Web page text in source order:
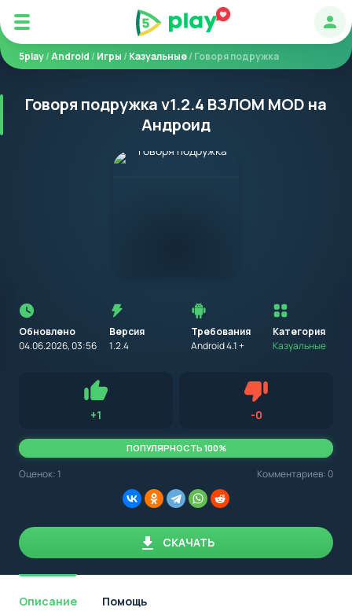
5play/Android /Игры /Казуальные/ Говоря подружка
Говоря подружка v1.2.4 ВЗЛОМ MOD на
Андроид
Обновлено
04.06.2026, 03:56
Версия
1.2.4
Требования
Android 4.1 +
установкой
приложения
на
устройство
с
указываем
минимальные
необходимые
Категория
Казуальные
обращать внимание на установленную версию Android
OS. Мы указываем минимально необходимую версию для
+1 -0Не нравится
ПОПУЛЯРНОСТЬ 100%
Оценок:1 Комментариев: 0
СКАЧАТЬ
Описание Помощь